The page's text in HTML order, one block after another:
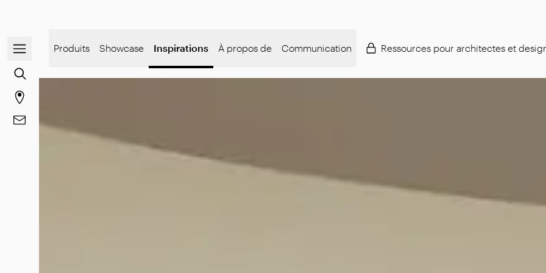
Ouvrir/fermer le menu de navigation
Rechercher du contenu
Aller à la page des magasins
Aller à Contacts
Produits Showcase Inspirations À propos de Communication Ressources pour architectes et